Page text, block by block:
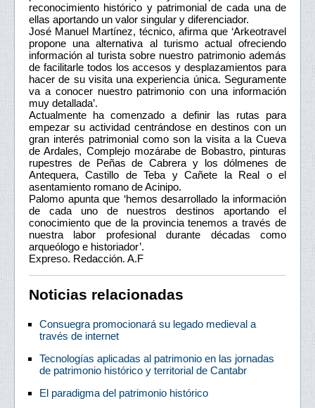
reconocimiento histórico y patrimonial de cada una de
ellas aportando un valor singular y diferenciador.
José Manuel Martínez, técnico, afirma que ‘Arkeotravel
propone una alternativa al turismo actual ofreciendo
información al turista sobre nuestro patrimonio además
de facilitarle todos los accesos y desplazamientos para
hacer de su visita una experiencia única. Seguramente
va a conocer nuestro patrimonio con una información
muy detallada’.
Actualmente ha comenzado a definir las rutas para
empezar su actividad centrándose en destinos con un
gran interés patrimonial como son la visita a la Cueva
de Ardales, Complejo mozárabe de Bobastro, pinturas
rupestres de Peñas de Cabrera y los dólmenes de
Antequera, Castillo de Teba y Cañete la Real o el
asentamiento romano de Acinipo.
Palomo apunta que ‘hemos desarrollado la información
de cada uno de nuestros destinos aportando el
conocimiento que de la provincia tenemos a través de
nuestra labor profesional durante décadas como
arqueólogo e historiador’.
Expreso. Redacción. A.F
Noticias relacionadas
Consuegra promocionará su legado medieval a
través de internet
Tecnologías aplicadas al patrimonio en las jornadas
de patrimonio histórico y territorial de Cantabr
El paradigma del patrimonio histórico